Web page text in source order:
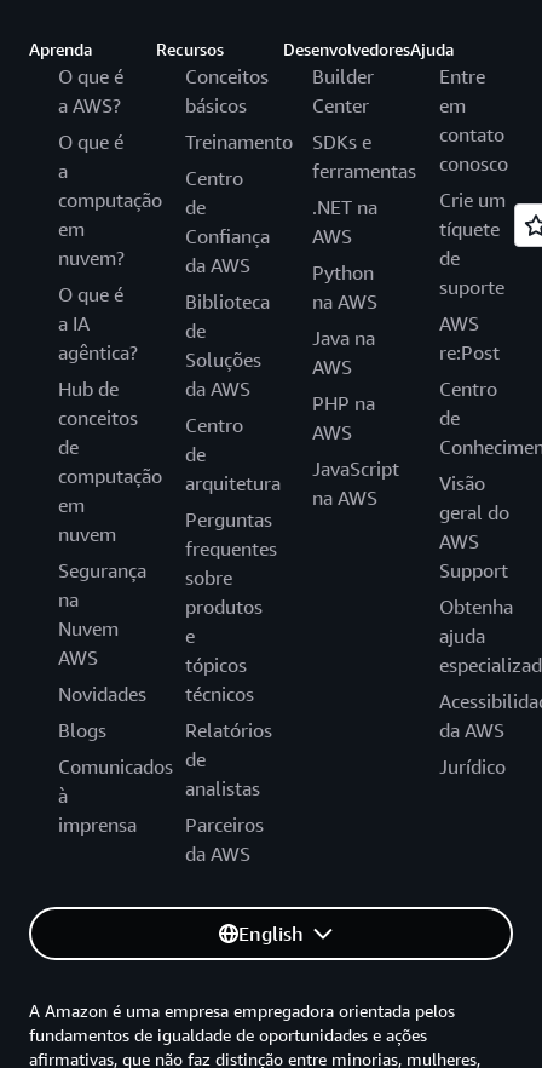
Aprenda
O que é
a AWS?
O que é
a
computação
em
nuvem?
O que é
a IA
agêntica?
Hub de
conceitos
de
computação
em
nuvem
Segurança
na
Nuvem
AWS
Novidades
Blogs
Comunicados
à
imprensa
Recursos
Conceitos
básicos
Treinamento
Centro
de
Confiança
da AWS
Biblioteca
de
Soluções
da AWS
Centro
de
arquitetura
Perguntas
frequentes
sobre
produtos
e
tópicos
técnicos
Relatórios
de
analistas
Parceiros
da AWS
Desenvolvedores
Builder
Center
SDKs e
ferramentas
.NET na
AWS
Python
na AWS
Java na
AWS
PHP na
AWS
JavaScript
na AWS
Ajuda
Entre
em
contato
conosco
Crie um
tíquete
de
suporte
AWS
re:Post
Centro
de
Visão
geral do
AWS
Support
Obtenha
ajuda
da AWS
Jurídico
English
A Amazon é uma empresa empregadora orientada pelos
fundamentos de igualdade de oportunidades e ações
afirmativas, que não faz distinção entre minorias, mulheres,